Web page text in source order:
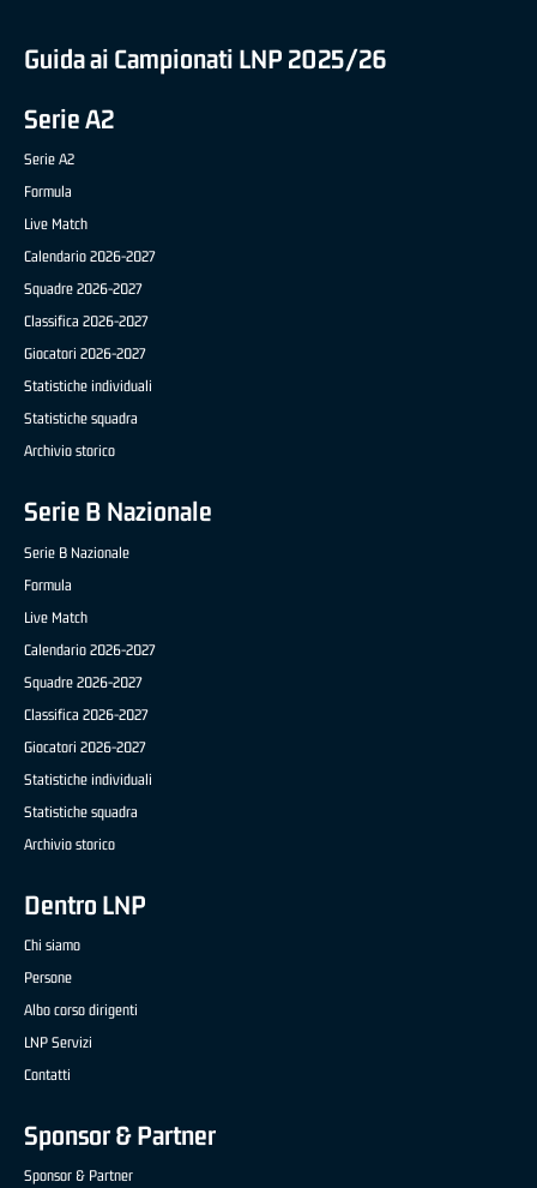
Guida ai Campionati LNP 2025/26
Serie A2
Serie A2
Formula
Live Match
Calendario 2026-2027
Squadre 2026-2027
Classifica 2026-2027
Giocatori 2026-2027
Statistiche individuali
Statistiche squadra
Archivio storico
Serie B Nazionale
Serie B Nazionale
Formula
Live Match
Calendario 2026-2027
Squadre 2026-2027
Classifica 2026-2027
Giocatori 2026-2027
Statistiche individuali
Statistiche squadra
Archivio storico
Dentro LNP
Chi siamo
Persone
Albo corso dirigenti
LNP Servizi
Contatti
Sponsor & Partner
Sponsor & Partner